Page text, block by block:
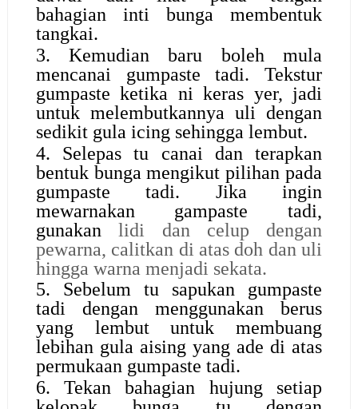
bahagian inti bunga membentuk
tangkai.
3. Kemudian baru boleh mula
mencanai gumpaste tadi. Tekstur
gumpaste ketika ni keras yer, jadi
untuk melembutkannya uli dengan
sedikit gula icing sehingga lembut.
4. Selepas tu canai dan terapkan
bentuk bunga mengikut pilihan pada
gumpaste tadi. Jika ingin
mewarnakan gampaste tadi,
gunakanlidi dan celup dengan
pewarna, calitkan di atas doh dan uli
hingga warna menjadi sekata.
5. Sebelum tu sapukan gumpaste
tadi dengan menggunakan berus
yang lembut untuk membuang
lebihan gula aising yang ade di atas
permukaan gumpaste tadi.
6. Tekan bahagian hujung setiap